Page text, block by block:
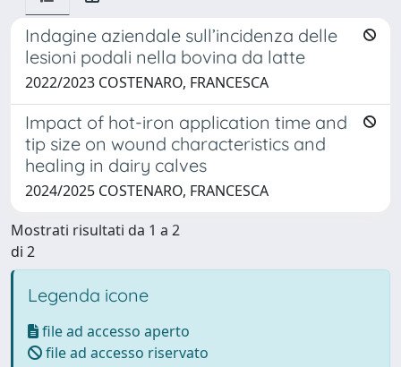
Indagine aziendale sull’incidenza delle
lesioni podali nella bovina da latte
2022/2023 COSTENARO, FRANCESCA
Impact of hot-iron application time and
tip size on wound characteristics and
healing in dairy calves
2024/2025 COSTENARO, FRANCESCA
Mostrati risultati da 1 a 2
di 2
Legenda icone
file ad accesso aperto
file ad accesso riservato